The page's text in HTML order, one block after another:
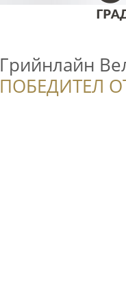
Грийнлайн
ПОБЕДИТЕЛ